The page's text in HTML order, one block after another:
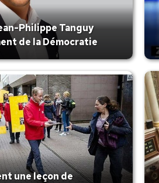
Philippe Tanguy
de la Démocratie
une leçon de